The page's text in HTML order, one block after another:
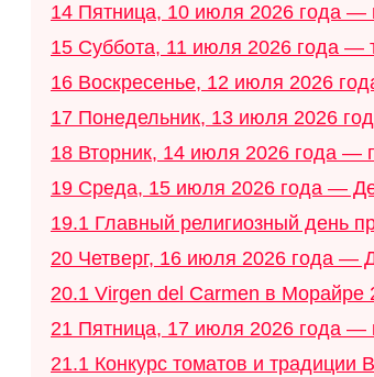
14 Пятница, 10 июля 2026 года —
15 Суббота, 11 июля 2026 года —
16 Воскресенье, 12 июля 2026
17 Понедельник, 13 июля 2026
18 Вторник, 14 июля 2026 года —
19 Среда, 15 июля 2026 года —
19.1 Главный религиозный день
20 Четверг, 16 июля 2026 года —
20.1 Virgen del Carmen в Морайре
21 Пятница, 17 июля 2026 года —
21.1 Конкурс томатов и традиции